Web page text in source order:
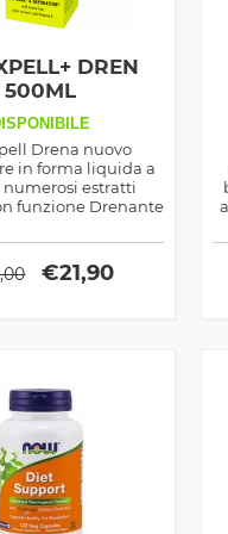
DREN
500ML
Drena nuovo
in forma liquida a
numerosi estratti
funzione Drenante
€21,90